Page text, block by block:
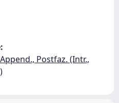
Postfaz. (Intr.,